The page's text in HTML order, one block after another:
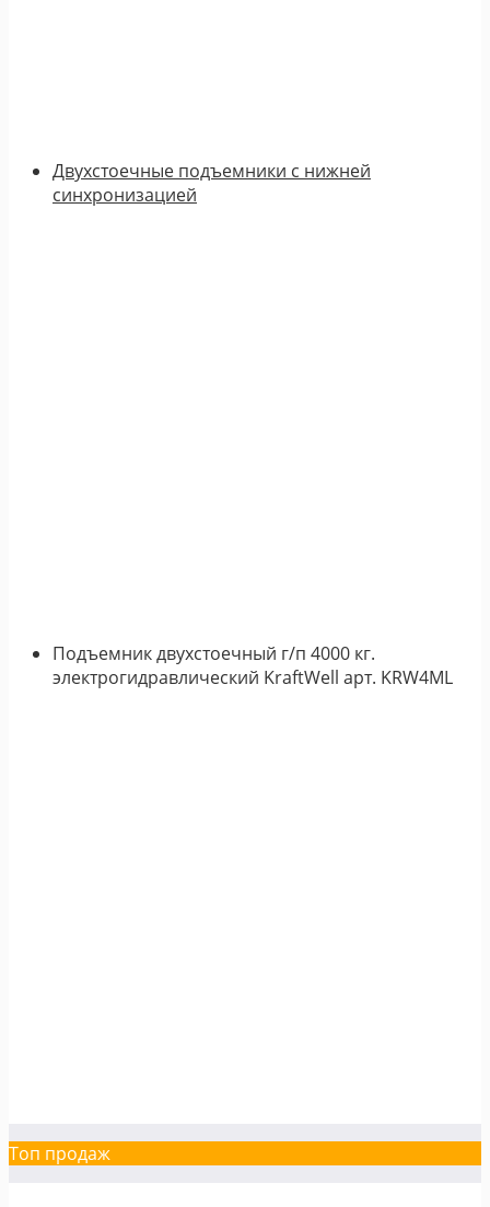
Двухстоечные подъемники с нижней
синхронизацией
Подъемник двухстоечный г/п 4000 кг.
электрогидравлический KraftWell арт. KRW4ML
Топ продаж